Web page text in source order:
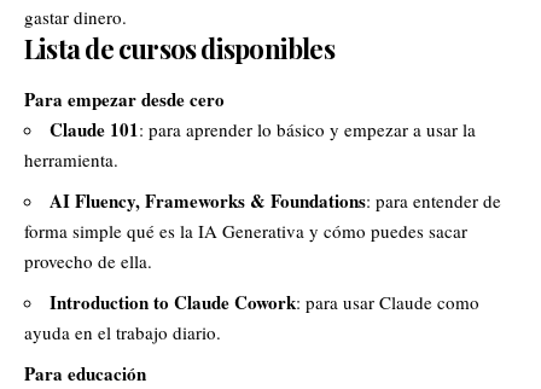
gastar dinero.
Lista de cursos disponibles
Para empezar desde cero
Claude 101: para aprender lo básico y empezar a usar la
herramienta.
AI Fluency, Frameworks & Foundations: para entender de
forma simple qué es la IA Generativa y cómo puedes sacar
provecho de ella.
Introduction to Claude Cowork: para usar Claude como
ayuda en el trabajo diario.
Para educación